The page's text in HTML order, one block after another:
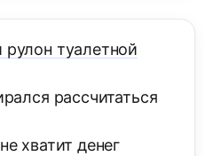
туалетной
рассчитаться
хватит денег